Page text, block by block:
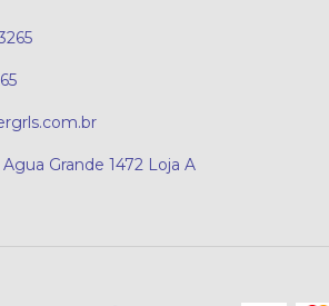
Grande 1472 Loja A